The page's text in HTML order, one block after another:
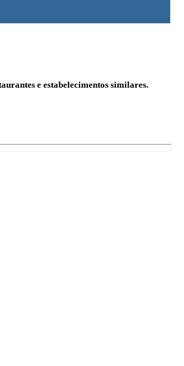
e estabelecimentos similares.